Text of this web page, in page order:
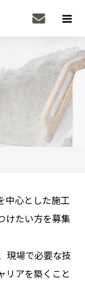
中心とした施工
けたい方を募集
現場で必要な技
リアを築くこと